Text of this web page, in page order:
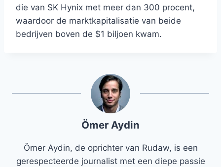
die van SK Hynix met meer dan 300 procent,
waardoor de marktkapitalisatie van beide
bedrijven boven de $1 biljoen kwam.
Ömer Aydin
Ömer Aydin, de oprichter van Rudaw, is een
gerespecteerde journalist met een diepe passie